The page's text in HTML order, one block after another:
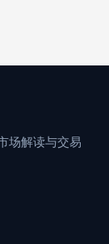
场解读与交易